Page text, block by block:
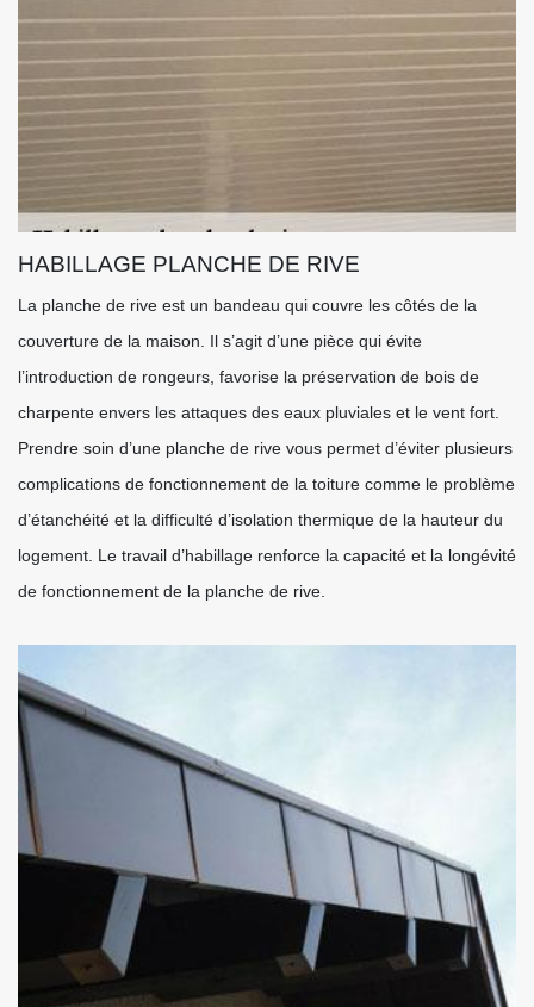
HABILLAGE PLANCHE DE RIVE
La planche de rive est un bandeau qui couvre les côtés de la
couverture de la maison. Il s’agit d’une pièce qui évite
l’introduction de rongeurs, favorise la préservation de bois de
charpente envers les attaques des eaux pluviales et le vent fort.
Prendre soin d’une planche de rive vous permet d’éviter plusieurs
complications de fonctionnement de la toiture comme le problème
d’étanchéité et la difficulté d’isolation thermique de la hauteur du
logement. Le travail d’habillage renforce la capacité et la longévité
de fonctionnement de la planche de rive.